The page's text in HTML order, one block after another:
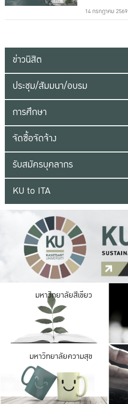
14 กรกฎาคม 2569
ข่าวนิสิต
ประชุม/สัมมนา/อบรม
การศึกษา
จัดซื้อจัดจ้าง
รับสมัครบุคลากร
KU to ITA
มหาวิทยาลัยสีเขียว
มหาวิทยาลัยความสุข